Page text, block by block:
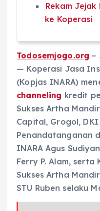
Rekam Jejak
ke Koperasi
Todosemjogo.org –
— Koperasi Jasa
(Kopjas INARA)
channeling kredit
Sukses Artha
Capital, Grogol,
Penandatanganan
INARA Agus
Ferry P. Alam, serta
Sukses Artha
STU Ruben selaku